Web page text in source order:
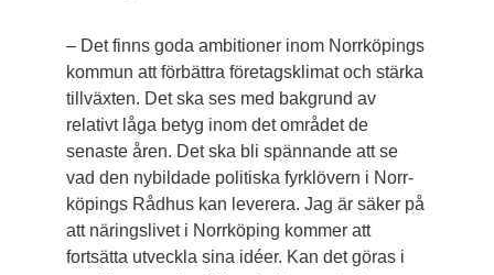
– Det finns goda ambitioner inom Norrköpings
kommun att förbättra företagsklimat och stärka
tillväxten. Det ska ses med bakgrund av
relativt låga betyg inom det området de
senaste åren. Det ska bli spännande att se
vad den nybildade politiska fyrklövern i Norr­
köpings Rådhus kan leverera. Jag är säker på
att närings­livet i Norrköping kommer att
fortsätta utveckla sina idéer. Kan det göras i